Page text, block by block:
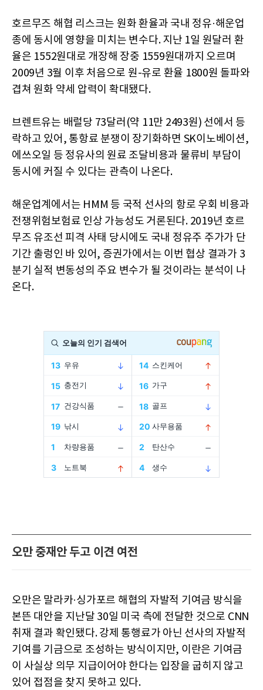
호르무즈 해협 리스크는 원화 환율과 국내 정유·해운업
종에 동시에 영향을 미치는 변수다. 지난 1일 원달러 환
율은 1552원대로 개장해 장중 1559원대까지 오르며
2009년 3월 이후 처음으로 원-유로 환율 1800원 돌파와
겹쳐 원화 약세 압력이 확대됐다.
브렌트유는 배럴당 73달러(약 11만 2493원) 선에서 등
락하고 있어, 통항료 분쟁이 장기화하면 SK이노베이션,
에쓰오일 등 정유사의 원료 조달비용과 물류비 부담이
동시에 커질 수 있다는 관측이 나온다.
해운업계에서는 HMM 등 국적 선사의 항로 우회 비용과
전쟁위험보험료 인상 가능성도 거론된다. 2019년 호르
무즈 유조선 피격 사태 당시에도 국내 정유주 주가가 단
기간 출렁인 바 있어, 증권가에서는 이번 협상 결과가 3
분기 실적 변동성의 주요 변수가 될 것이라는 분석이 나
온다.
오만 중재안 두고 이견 여전
오만은 말라카·싱가포르 해협의 자발적 기여금 방식을
본뜬 대안을 지난달 30일 미국 측에 전달한 것으로 CNN
취재 결과 확인됐다. 강제 통행료가 아닌 선사의 자발적
기여를 기금으로 조성하는 방식이지만, 이란은 기여금
이 사실상 의무 지급이어야 한다는 입장을 굽히지 않고
있어 접점을 찾지 못하고 있다.